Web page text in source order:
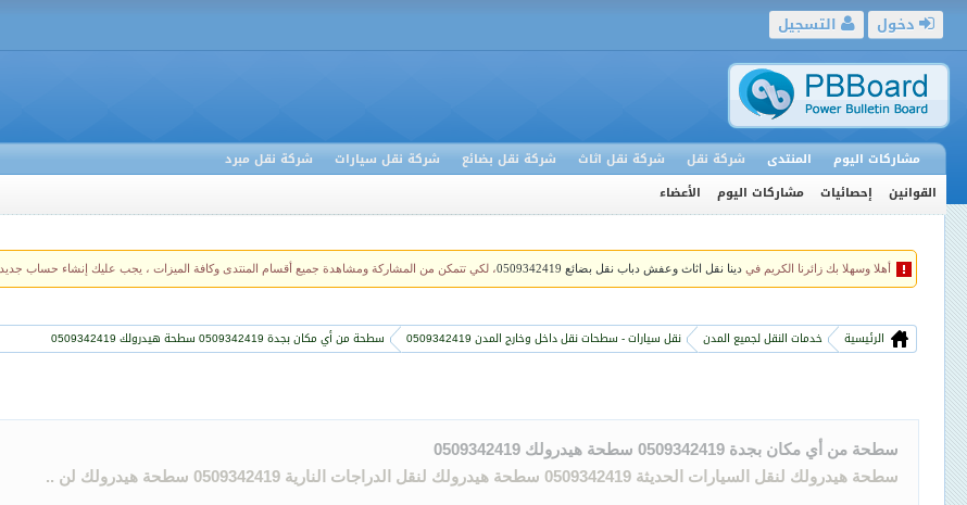
التسجيل دخول
مشاركات اليوم المنتدى شركة نقل شركة نقل اثاث شركة نقل بضائع شركة نقل سيارات
شركة نقل مبرد
القوانين
إحصائيات مشاركات اليوم الأعضاء
أهلا وسهلا بك زائرنا الكريم في دينا نقل اثاث وعفش دباب نقل بضائع 0509342419 ، لكي تتمكن من المشاركة ومشاهدة جميع أقسام المنتدى وكافة الميزات ، يجب عليك إنشاء حساب جديد
الرئيسية خدمات النقل لجميع المدن نقل سيارات - سطحات نقل داخل وخارج المدن 0509342419 سطحة من أي مكان بجدة 0509342419 سطحة هيدرولك 0509342419
سطحة من أي مكان بجدة 0509342419 سطحة هيدرولك 0509342419
سطحة هيدرولك لنقل السيارات الحديثة 0509342419 سطحة هيدرولك لنقل الدراجات النارية 0509342419 سطحة هيدرولك لن ..